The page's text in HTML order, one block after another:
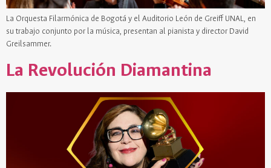
La Orquesta Filarmónica de Bogotá y el Auditorio León de Greiff UNAL, en
su trabajo conjunto por la música, presentan al pianista y director David
Greilsammer.
La Revolución Diamantina